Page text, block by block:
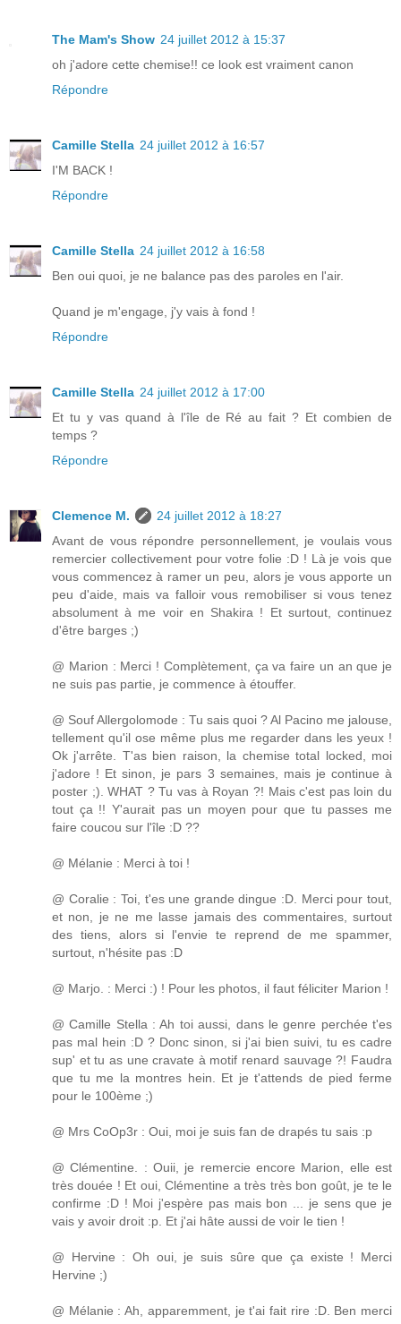
The Mam's Show 24 juillet 2012 à 15:37
oh j'adore cette chemise!! ce look est vraiment canon
Répondre
Camille Stella 24 juillet 2012 à 16:57
I'M BACK !
Répondre
Camille Stella 24 juillet 2012 à 16:58
Ben oui quoi, je ne balance pas des paroles en l'air.
Quand je m'engage, j'y vais à fond !
Répondre
Camille Stella 24 juillet 2012 à 17:00
Et tu y vas quand à l'île de Ré au fait ? Et combien de
temps ?
Répondre
Clemence M.
24 juillet 2012 à 18:27
Avant de vous répondre personnellement, je voulais vous
remercier collectivement pour votre folie :D ! Là je vois que
vous commencez à ramer un peu, alors je vous apporte un
peu d'aide, mais va falloir vous remobiliser si vous tenez
absolument à me voir en Shakira ! Et surtout, continuez
d'être barges ;)
@ Marion : Merci ! Complètement, ça va faire un an que je
ne suis pas partie, je commence à étouffer.
@ Souf Allergolomode : Tu sais quoi ? Al Pacino me jalouse,
tellement qu'il ose même plus me regarder dans les yeux !
Ok j'arrête. T'as bien raison, la chemise total locked, moi
j'adore ! Et sinon, je pars 3 semaines, mais je continue à
poster ;). WHAT ? Tu vas à Royan ?! Mais c'est pas loin du
tout ça !! Y'aurait pas un moyen pour que tu passes me
faire coucou sur l'île :D ??
@ Mélanie : Merci à toi !
@ Coralie : Toi, t'es une grande dingue :D. Merci pour tout,
et non, je ne me lasse jamais des commentaires, surtout
des tiens, alors si l'envie te reprend de me spammer,
surtout, n'hésite pas :D
@ Marjo. : Merci :) ! Pour les photos, il faut féliciter Marion !
@ Camille Stella : Ah toi aussi, dans le genre perchée t'es
pas mal hein :D ? Donc sinon, si j'ai bien suivi, tu es cadre
sup' et tu as une cravate à motif renard sauvage ?! Faudra
que tu me la montres hein. Et je t'attends de pied ferme
pour le 100ème ;)
@ Mrs CoOp3r : Oui, moi je suis fan de drapés tu sais :p
@ Clémentine. : Ouii, je remercie encore Marion, elle est
très douée ! Et oui, Clémentine a très très bon goût, je te le
confirme :D ! Moi j'espère pas mais bon ... je sens que je
vais y avoir droit :p. Et j'ai hâte aussi de voir le tien !
@ Hervine : Oh oui, je suis sûre que ça existe ! Merci
Hervine ;)
@ Mélanie : Ah, apparemment, je t'ai fait rire :D. Ben merci